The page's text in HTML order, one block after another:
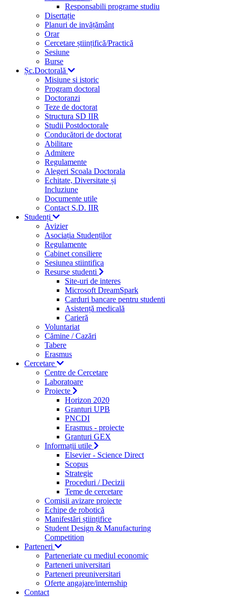
Responsabili programe studiu
Disertație
Planuri de invățământ
Orar
Cercetare științifică/Practică
Sesiune
Burse
Șc.Doctorală
Misiune si istoric
Program doctoral
Doctoranzi
Teze de doctorat
Structura SD IIR
Studii Postdoctorale
Conducători de doctorat
Abilitare
Admitere
Regulamente
Alegeri Scoala Doctorala
Echitate, Diversitate și
Incluziune
Documente utile
Contact S.D. IIR
Studenți
Avizier
Asociația Studenților
Regulamente
Cabinet consiliere
Sesiunea stiintifica
Resurse studenti
Site-uri de interes
Microsoft DreamSpark
Carduri bancare pentru studenti
Asistență medicală
Carieră
Voluntariat
Cămine / Cazări
Tabere
Erasmus
Cercetare
Centre de Cercetare
Laboratoare
Proiecte
Horizon 2020
Granturi UPB
PNCDI
Erasmus - proiecte
Granturi GEX
Informații utile
Elsevier - Science Direct
Scopus
Strategie
Proceduri / Decizii
Teme de cercetare
Comisii avizare proiecte
Echipe de robotică
Manifestări științifice
Student Design & Manufacturing
Competition
Parteneri
Parteneriate cu mediul economic
Parteneri universitari
Parteneri preuniversitari
Oferte angajare/internship
Contact